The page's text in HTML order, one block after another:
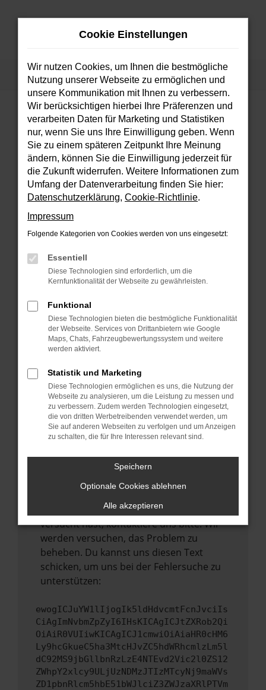
Zum
Startseite Fahrzeugsuche
FEHLER: NETWORK ERROR
Beim Laden ist ein Fehler aufgetreten.
Hier sind ein paar Tipps, die dir helfen können:
Überprüfe deine Firewall und deine
Internetverbindung.
Laden andere Webseiten, zum Beispiel
deine Suchmaschine?
Prüfe deine Browsererweiterungen.
Manche Erweiterungen, wie Werbeblocker,
können das Laden bestimmter Seiten
anderen Browser oder in einem privaten
Fenster?
Starte dein Gerät neu.
vorübergehende Probleme zu beheben.
Stelle sicher, dass dein Browser und dein
Betriebssystem auf dem neuesten Stand
sind.
Veraltete Software birgt nicht nur ein
führen, dass bestimmte Funktionen nicht
Wende dich an den Webseitenbetreiber.
Wenn du alle oben genannten Schritte
versucht hast, kontaktiere uns bitte. Wir
werden versuchen, das Problem zu
beheben. Du kannst uns diesen Text
schicken, um uns bei der Fehlersuche zu
unterstützen:
ewogICJuYW1lIjogIk5ldHdvcmtFcnJvciIs
CiAgImNvbmZpZyI6IHsKICAgICJtZXRob2Qi
OiAiR0VUIiwKICAgICJ1cmwiOiAiaHR0cHM6
Ly9hcGkueC5ha3MtcHJvZC5hdWRhcmlzLm5l
dC92MS9jbGllbnRzLzE4NTEvd2Vic2l0ZS12
ZWhpY2xlcy9ULjUzNDMzJTIzMTcyNj9maWVs
ZD1pbnRlcm5hbE51bWJlciZ3ZWJzaXRlPTVm
Cookie Einstellungen
Wir nutzen Cookies, um Ihnen die bestmögliche
Nutzung unserer Webseite zu ermöglichen und
unsere Kommunikation mit Ihnen zu verbessern.
Wir berücksichtigen hierbei Ihre Präferenzen und
verarbeiten Daten für Marketing und Statistiken
nur, wenn Sie uns Ihre Einwilligung geben. Wenn
Sie zu einem späteren Zeitpunkt Ihre Meinung
ändern, können Sie die Einwilligung jederzeit für
die Zukunft widerrufen. Weitere Informationen zum
Umfang der Datenverarbeitung finden Sie hier:
Datenschutzerklärung, Cookie-Richtlinie.
Impressum
Folgende Kategorien von Cookies werden von uns eingesetzt:
Essentiell
Diese Technologien sind erforderlich, um die
Kernfunktionalität der Webseite zu gewährleisten.
Funktional
Diese Technologien bieten die bestmögliche Funktionalität
der Webseite. Services von Drittanbietern wie Google
Maps, Chats, Fahrzeugbewertungssystem und weitere
werden aktiviert.
Statistik und Marketing
Diese Technologien ermöglichen es uns, die Nutzung der
Webseite zu analysieren, um die Leistung zu messen und
zu verbessern. Zudem werden Technologien eingesetzt,
die von dritten Werbetreibenden verwendet werden, um
Sie auf anderen Webseiten zu verfolgen und um Anzeigen
zu schalten, die für Ihre Interessen relevant sind.
Speichern
Optionale Cookies ablehnen
Alle akzeptieren